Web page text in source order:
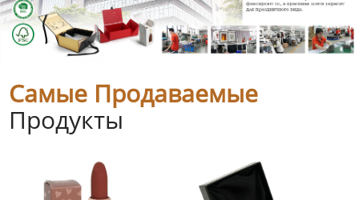
Самые Продаваемые
Продукты